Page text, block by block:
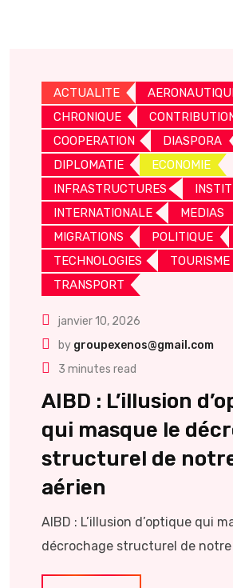
ACTUALITE
CHRONIQUE
COOPERATION
DIASPORA
DIPLOMATIE
ECONOMIE
INFRASTRUCTURES
INTERNATIONALE
MEDIAS
MIGRATIONS
POLITIQUE
TECHNOLOGIES
TOURISME
TRANSPORT
janvier 10, 2026
by groupexenos@gmail.com
3 minutes read
AIBD : L’illusion
qui masque le
structurel de
aérien
AIBD : L’illusion d’optique qui
décrochage structurel de notre